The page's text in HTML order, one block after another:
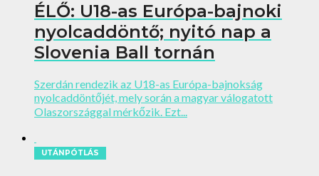
ÉLŐ: U18-as Európa-bajnoki
nyolcaddöntő; nyitó nap a
Slovenia Ball tornán
Szerdán rendezik az U18-as Európa-bajnokság
nyolcaddöntőjét, mely során a magyar válogatott
Olaszországgal mérkőzik. Ezt...
UTÁNPÓTLÁS